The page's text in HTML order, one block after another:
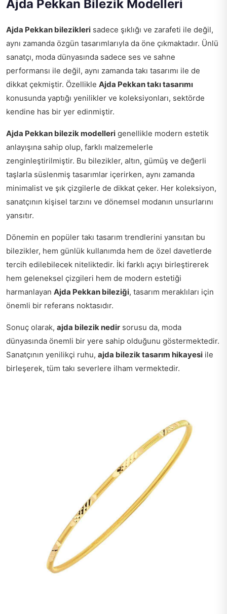
Ajda Pekkan Bilezik Modelleri
Ajda Pekkan bilezikleri sadece şıklığı ve zarafeti ile değil,
aynı zamanda özgün tasarımlarıyla da öne çıkmaktadır. Ünlü
sanatçı, moda dünyasında sadece ses ve sahne
performansı ile değil, aynı zamanda takı tasarımı ile de
dikkat çekmiştir. Özellikle Ajda Pekkan takı tasarımı
konusunda yaptığı yenilikler ve koleksiyonları, sektörde
kendine has bir yer edinmiştir.
Ajda Pekkan bilezik modelleri genellikle modern estetik
anlayışına sahip olup, farklı malzemelerle
zenginleştirilmiştir. Bu bilezikler, altın, gümüş ve değerli
taşlarla süslenmiş tasarımlar içerirken, aynı zamanda
minimalist ve şık çizgilerle de dikkat çeker. Her koleksiyon,
sanatçının kişisel tarzını ve dönemsel modanın unsurlarını
yansıtır.
Dönemin en popüler takı tasarım trendlerini yansıtan bu
bilezikler, hem günlük kullanımda hem de özel davetlerde
tercih edilebilecek niteliktedir. İki farklı açıyı birleştirerek
hem geleneksel çizgileri hem de modern estetiği
harmanlayan Ajda Pekkan bileziği, tasarım meraklıları için
önemli bir referans noktasıdır.
Sonuç olarak, ajda bilezik nedir sorusu da, moda
dünyasında önemli bir yere sahip olduğunu göstermektedir.
Sanatçının yenilikçi ruhu, ajda bilezik tasarım hikayesi ile
birleşerek, tüm takı severlere ilham vermektedir.